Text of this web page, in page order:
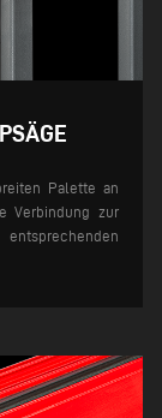
Palette an
Verbindung zur